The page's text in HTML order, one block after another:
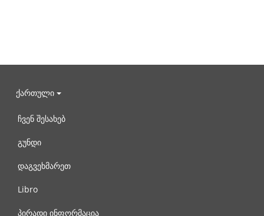
ქართული
ჩვენ შესახებ
გუნდი
დაგვეხმარეთ
Libro
პირადი ინფორმაცია